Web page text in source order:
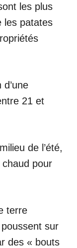
les plus
les patates
21 et
de l’été,
pour
terre
sur
des « bouts